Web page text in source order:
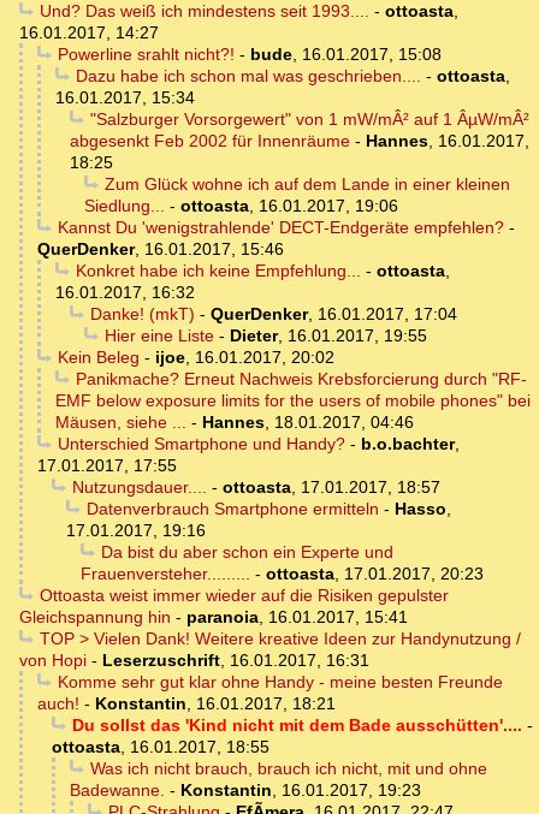
Und? Das weiß ich mindestens seit 1993.... - ottoasta,
16.01.2017, 14:27
Powerline srahlt nicht?! - bude, 16.01.2017, 15:08
Dazu habe ich schon mal was geschrieben.... - ottoasta,
16.01.2017, 15:34
"Salzburger Vorsorgewert" von 1 mW/mÂ² auf 1 ÂµW/mÂ²
abgesenkt Feb 2002 für Innenräume - Hannes, 16.01.2017,
18:25
Zum Glück wohne ich auf dem Lande in einer kleinen
Siedlung... - ottoasta, 16.01.2017, 19:06
Kannst Du 'wenigstrahlende' DECT-Endgeräte empfehlen?-
QuerDenker, 16.01.2017, 15:46
Konkret habe ich keine Empfehlung... - ottoasta,
16.01.2017, 16:32
Danke! (mkT) - QuerDenker, 16.01.2017, 17:04
Hier eine Liste- Dieter, 16.01.2017, 19:55
Kein Beleg - ijoe, 16.01.2017, 20:02
Panikmache? Erneut Nachweis Krebsforcierung durch "RF-
EMF below exposure limits for the users of mobile phones" bei
Mäusen, siehe ... - Hannes, 18.01.2017, 04:46
Unterschied Smartphone und Handy?- b.o.bachter,
17.01.2017, 17:55
Nutzungsdauer.... - ottoasta, 17.01.2017, 18:57
Datenverbrauch Smartphone ermitteln - Hasso,
17.01.2017, 19:16
Da bist du aber schon ein Experte und
Frauenversteher......... - ottoasta, 17.01.2017, 20:23
Ottoasta weist immer wieder auf die Risiken gepulster
Gleichspannung hin - paranoia, 16.01.2017, 15:41
TOP > Vielen Dank! Weitere kreative Ideen zur Handynutzung /
von Hopi - Leserzuschrift, 16.01.2017, 16:31
Komme sehr gut klar ohne Handy - meine besten Freunde
auch! - Konstantin, 16.01.2017, 18:21
Du sollst das 'Kind nicht mit dem Bade ausschütten'.... -
ottoasta, 16.01.2017, 18:55
Was ich nicht brauch, brauch ich nicht, mit und ohne
Badewanne. - Konstantin, 16.01.2017, 19:23